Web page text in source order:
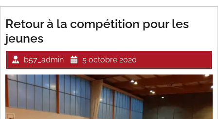
Retour à la compétition pour les
jeunes
b57_admin 5 octobre 2020